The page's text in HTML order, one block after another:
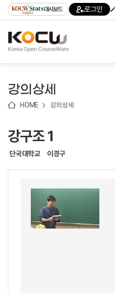
기
기
기
content)
가
대시보드 로그인
강의상세
HOME 강의상세
강구조 1
단국대학교 이경구